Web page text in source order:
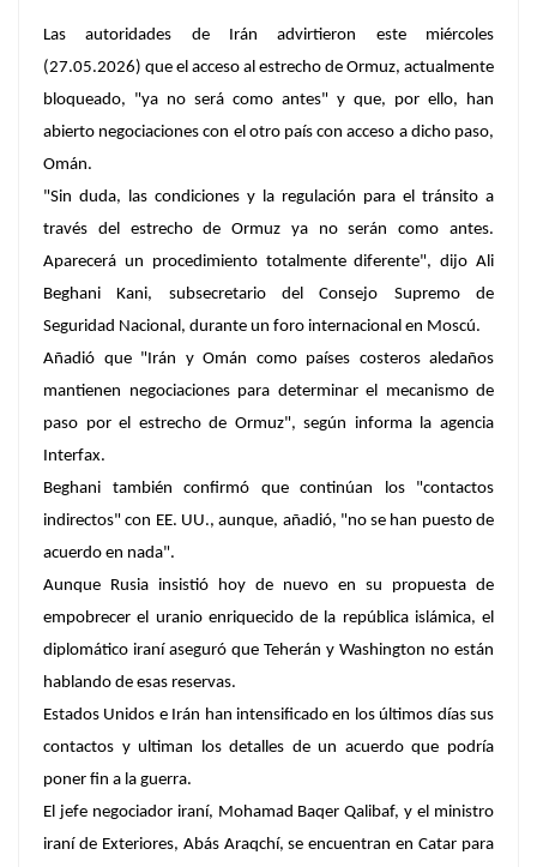
Las autoridades de Irán advirtieron este miércoles
(27.05.2026) que el acceso al estrecho de Ormuz, actualmente
bloqueado, "ya no será como antes" y que, por ello, han
abierto negociaciones con el otro país con acceso a dicho paso,
Omán.
"Sin duda, las condiciones y la regulación para el tránsito a
través del estrecho de Ormuz ya no serán como antes.
Aparecerá un procedimiento totalmente diferente", dijo Ali
Beghani Kani, subsecretario del Consejo Supremo de
Seguridad Nacional, durante un foro internacional en Moscú.
Añadió que "Irán y Omán como países costeros aledaños
mantienen negociaciones para determinar el mecanismo de
paso por el estrecho de Ormuz", según informa la agencia
Interfax.
Beghani también confirmó que continúan los "contactos
indirectos" con EE. UU., aunque, añadió, "no se han puesto de
acuerdo en nada".
Aunque Rusia insistió hoy de nuevo en su propuesta de
empobrecer el uranio enriquecido de la república islámica, el
diplomático iraní aseguró que Teherán y Washington no están
hablando de esas reservas.
Estados Unidos e Irán han intensificado en los últimos días sus
contactos y ultiman los detalles de un acuerdo que podría
poner fin a la guerra.
El jefe negociador iraní, Mohamad Baqer Qalibaf, y el ministro
iraní de Exteriores, Abás Araqchí, se encuentran en Catar para